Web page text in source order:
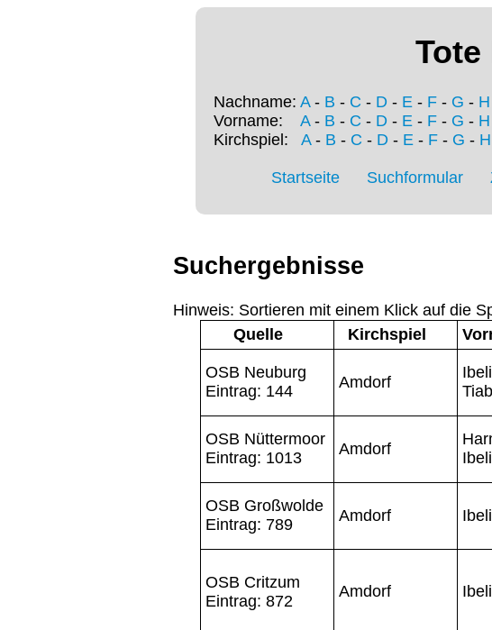
Nachname: A- B - C - D - E - F - G - H
Vorname: A- B - C - D - E - F - G - H
Kirchspiel: A- B - C - D- E- F- G - H
Startseite Suchformular
Suchergebnisse
Hinweis: Sortieren mit einem Klick auf die
Quelle
Kirchspiel
OSB Neuburg
Eintrag: 144
Amdorf
OSB Nüttermoor
Eintrag: 1013
Amdorf
OSB Großwolde
Eintrag: 789
Amdorf
OSB Critzum
Eintrag: 872
Amdorf